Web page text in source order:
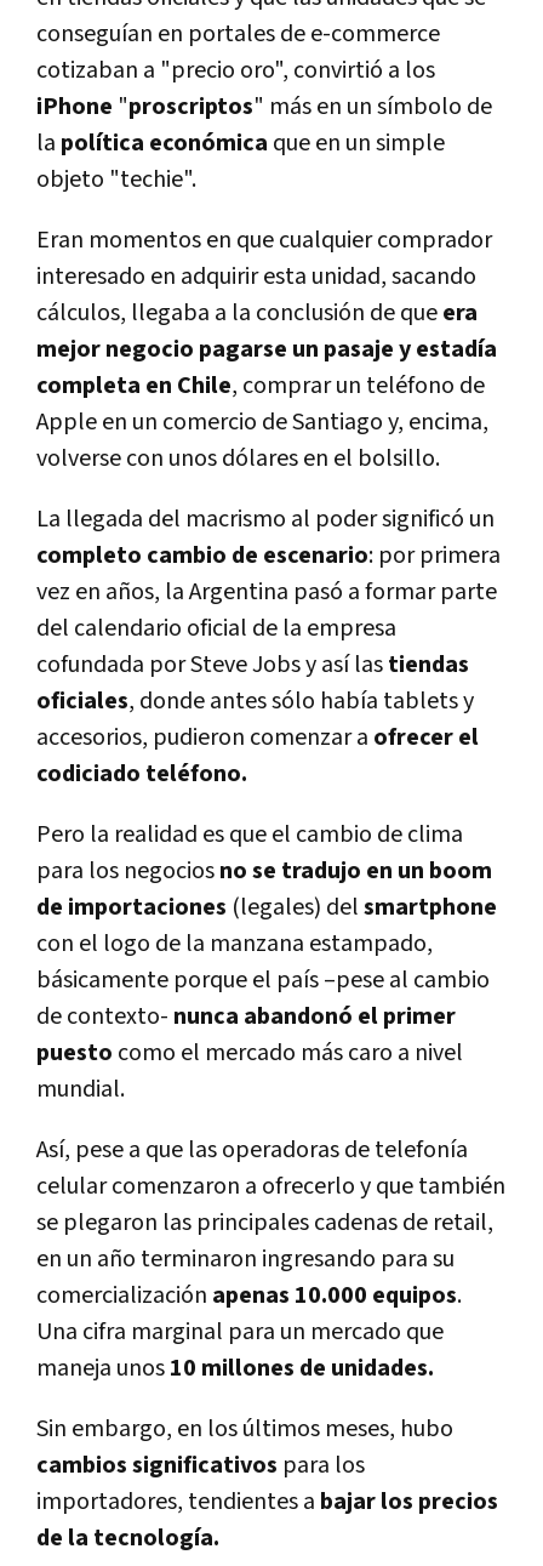
conseguí­an en portales de e-commerce
cotizaban a "precio oro", convirtió a los
iPhone "proscriptos" más en un sí­mbolo de
la polí­tica económica que en un simple
objeto "techie".
Eran momentos en que cualquier comprador
interesado en adquirir esta unidad, sacando
cálculos, llegaba a la conclusión de queera
mejor negocio pagarse un pasaje y estadí­a
completa en Chile, comprar un teléfono de
Apple en un comercio de Santiago y, encima,
volverse con unos dólares en el bolsillo.
La llegada del macrismo al poder significó un
completo cambio de escenario: por primera
vez en años, la Argentina pasó a formar parte
del calendario oficial de la empresa
cofundada por Steve Jobs y así­ lastiendas
oficiales, donde antes sólo habí­a tablets y
accesorios, pudieron comenzar a ofrecer el
codiciado teléfono.
Pero la realidad es que el cambio de clima
para los negociosno se tradujo en un boom
de importaciones (legales) delsmartphone
con el logo de la manzana estampado,
básicamente porque el paí­s –pese al cambio
de contexto- nunca abandonó el primer
puesto como el mercado más caro a nivel
mundial.
Así­, pese a que las operadoras de telefoní­a
celular comenzaron a ofrecerlo y que también
se plegaron las principales cadenas de retail,
en un año terminaron ingresando para su
comercialización apenas 10.000 equipos.
Una cifra marginal para un mercado que
maneja unos10 millones de unidades.
Sin embargo, en los últimos meses, hubo
cambios significativos para los
importadores, tendientes a bajar los precios
de la tecnologí­a.